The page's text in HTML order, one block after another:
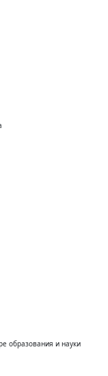
образования и науки